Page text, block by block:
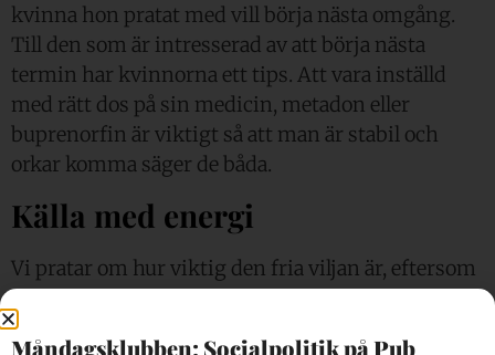
kvinna hon pratat med vill börja nästa omgång.
Till den som är intresserad av att börja nästa
termin har kvinnorna ett tips. Att vara inställd
med rätt dos på sin medicin, metadon eller
buprenorfin är viktigt så att man är stabil och
orkar komma säger de båda.
Källa med energi
Vi pratar om hur viktig den fria viljan är, eftersom
det är frivilligt att delta i kursen.
– Den är allt, det är så viktigt! Många av oss som
Måndagsklubben: Socialpolitik på Pub